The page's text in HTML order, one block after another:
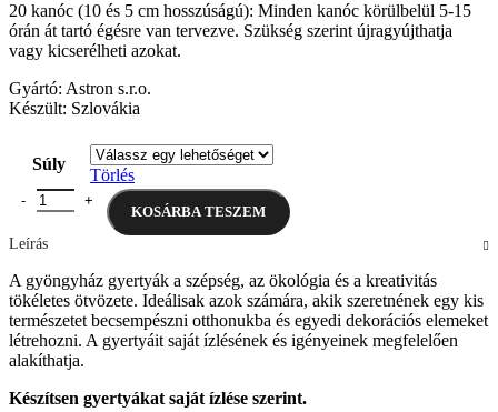
20 kanóc (10 és 5 cm hosszúságú): Minden kanóc körülbelül 5-15
órán át tartó égésre van tervezve. Szükség szerint újragyújthatja
vagy kicserélheti azokat.
Gyártó: Astron s.r.o.
Készült: Szlovákia
Súly
Törlés
Eszpresszó - Gyöngyház gyertya mennyiség
KOSÁRBA TESZEM
Leírás
A gyöngyház gyertyák a szépség, az ökológia és a kreativitás
tökéletes ötvözete. Ideálisak azok számára, akik szeretnének egy kis
természetet becsempészni otthonukba és egyedi dekorációs elemeket
létrehozni. A gyertyáit saját ízlésének és igényeinek megfelelően
alakíthatja.
Készítsen gyertyákat saját ízlése szerint.